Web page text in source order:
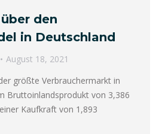
den
in Deutschland
August 18, 2021
größte Verbrauchermarkt in
Bruttoinlandsprodukt von 3,386
Kaufkraft von 1,893